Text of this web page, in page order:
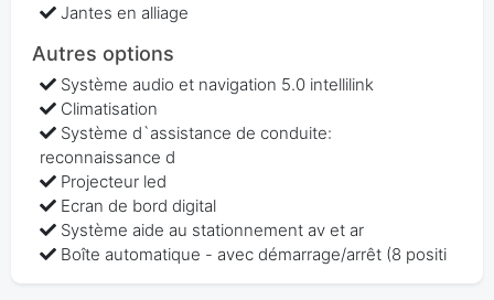
Jantes en alliage
Autres options
Système audio et navigation 5.0 intellilink
Climatisation
Système d`assistance de conduite:
reconnaissance d
Projecteur led
Ecran de bord digital
Système aide au stationnement av et ar
Boîte automatique - avec démarrage/arrêt (8 positi